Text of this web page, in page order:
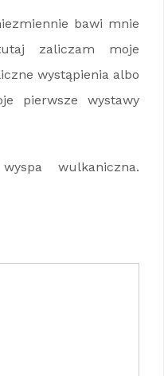
bawi mnie
zaliczam moje
wystąpienia albo
pierwsze wystawy
wulkaniczna.